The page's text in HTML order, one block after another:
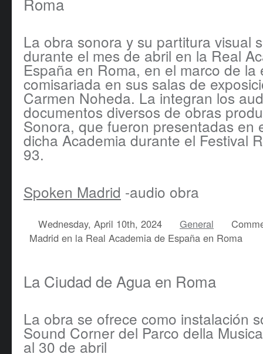
La obra sonora y su partitura visual
durante el mes de abril en la Real
España en Roma, en el marco de la
comisariada en sus salas de
Carmen Noheda. La integran los
documentos diversos de obras
Sonora, que fueron presentadas en
dicha Academia durante el Festival
93.
Spoken Madrid -audio obra
Wednesday, April 10th, 2024 General
Madrid en la Real Academia de España en Roma
La Ciudad de Agua en Roma
La obra se ofrece como instalación
Sound Corner del Parco della
al 30 de abril